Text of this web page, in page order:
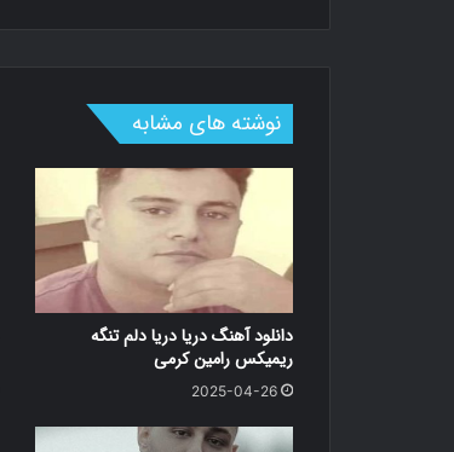
نوشته های مشابه
دانلود آهنگ دریا دریا دلم تنگه
ریمیکس رامین کرمی
2025-04-26